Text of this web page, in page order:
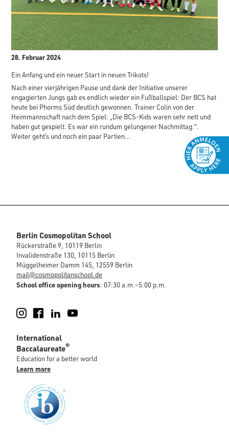
28. Februar 2024
Ein Anfang und ein neuer Start in neuen Trikots!
Nach einer vierjährigen Pause und dank der Initiative unserer
engagierten Jungs gab es endlich wieder ein Fußballspiel: Der BCS hat
heute bei Phorms Süd deutlich gewonnen. Trainer Colin von der
Heimmannschaft nach dem Spiel: „Die BCS-Kids waren sehr nett und
haben gut gespielt. Es war ein rundum gelungener Nachmittag.“.
Weiter geht’s und noch ein paar Partien…
Berlin Cosmopolitan School
Rückerstraße 9, 10119 Berlin
Invalidenstraße 130, 10115 Berlin
Müggelheimer Damm 145, 12559 Berlin
mail@cosmopolitanschool.de
School office opening hours: 07:30 a.m.–5:00 p.m.
Instagram
FacebookLinkedIn
International
Baccalaureate®
Education for a better world
Learn more